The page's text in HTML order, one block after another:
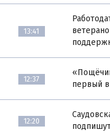
13:41
12:37
первый
12:20